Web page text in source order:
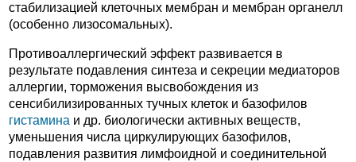
стабилизацией клеточных мембран и мембран органелл
(особенно лизосомальных).
Противоаллергический эффект развивается в
результате подавления синтеза и секреции медиаторов
аллергии, торможения высвобождения из
сенсибилизированных тучных клеток и базофилов
гистамина и др. биологически активных веществ,
уменьшения числа циркулирующих базофилов,
подавления развития лимфоидной и соединительной